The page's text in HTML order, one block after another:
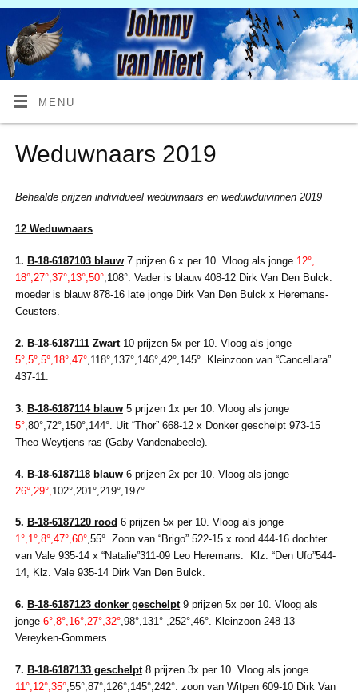
MENU
Weduwnaars 2019
Behaalde prijzen individueel weduwnaars en weduwduivinnen 2019
12 Weduwnaars.
1. B-18-6187103 blauw 7 prijzen 6 x per 10. Vloog als jonge 12°,
18°,27°,37°,13°,50°,108°. Vader is blauw 408-12 Dirk Van Den Bulck.
moeder is blauw 878-16 late jonge Dirk Van Den Bulck x Heremans-
Ceusters.
2. B-18-6187111 Zwart10 prijzen 5x per 10. Vloog als jonge
5°,5°,5°,18°,47°,118°,137°,146°,42°,145°. Kleinzoon van “Cancellara”
437-11.
3. B-18-6187114 blauw5 prijzen 1x per 10. Vloog als jonge
5°,80°,72°,150°,144°. Uit “Thor” 668-12 x Donker geschelpt 973-15
Theo Weytjens ras (Gaby Vandenabeele).
4. B-18-6187118 blauw6 prijzen 2x per 10. Vloog als jonge
26°,29°, 102°,201°,219°,197°.
5. B-18-6187120 rood 6 prijzen 5x per 10. Vloog als jonge
1°,1°,8°,47°,60°,55°. Zoon van “Brigo” 522-15 x rood 444-16 dochter
van Vale 935-14 x “Natalie”311-09 Leo Heremans. Klz. “Den Ufo”544-
14, Klz. Vale 935-14 Dirk Van Den Bulck.
6. B-18-6187123 donker geschelpt9 prijzen 5x per 10. Vloog als
jonge 6°,8°,16°,27°,32°,98°,131° ,252°,46°. Kleinzoon 248-13
Vereyken-Gommers.
7. B-18-6187133 geschelpt8 prijzen 3x per 10. Vloog als jonge
11°,12°,35°,55°,87°,126°,145°,242°. zoon van Witpen 609-10 Dirk Van